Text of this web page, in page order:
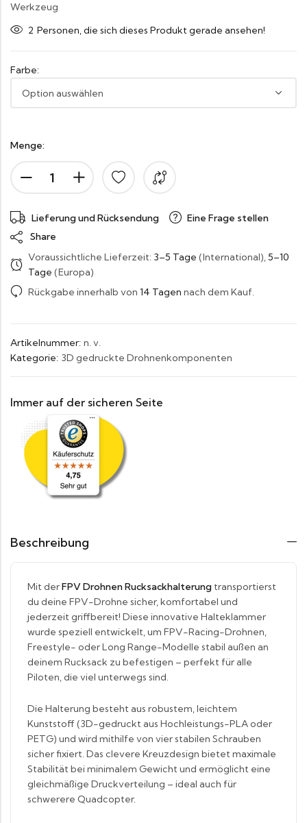
Werkzeug
2 Personen, die sich dieses Produkt gerade ansehen!
Farbe:
Menge:
Lieferung und Rücksendung
Eine Frage stellen
Share
Voraussichtliche Lieferzeit: 3–5 Tage (International),5–10
Tage (Europa)
Rückgabe innerhalb von 14 Tagen nach dem Kauf.
Artikelnummer: n. v.
Kategorie: 3D gedruckte Drohnenkomponenten
Immer auf der sicheren Seite
Beschreibung
Mit derFPV Drohnen Rucksackhalterung transportierst
du deine FPV-Drohne sicher, komfortabel und
jederzeit griffbereit! Diese innovative Halteklammer
wurde speziell entwickelt, um FPV-Racing-Drohnen,
Freestyle- oder Long Range-Modelle stabil außen an
deinem Rucksack zu befestigen – perfekt für alle
Piloten, die viel unterwegs sind.
Die Halterung besteht aus robustem, leichtem
Kunststoff (3D-gedruckt aus Hochleistungs-PLA oder
PETG) und wird mithilfe von vier stabilen Schrauben
sicher fixiert. Das clevere Kreuzdesign bietet maximale
Stabilität bei minimalem Gewicht und ermöglicht eine
gleichmäßige Druckverteilung – ideal auch für
schwerere Quadcopter.